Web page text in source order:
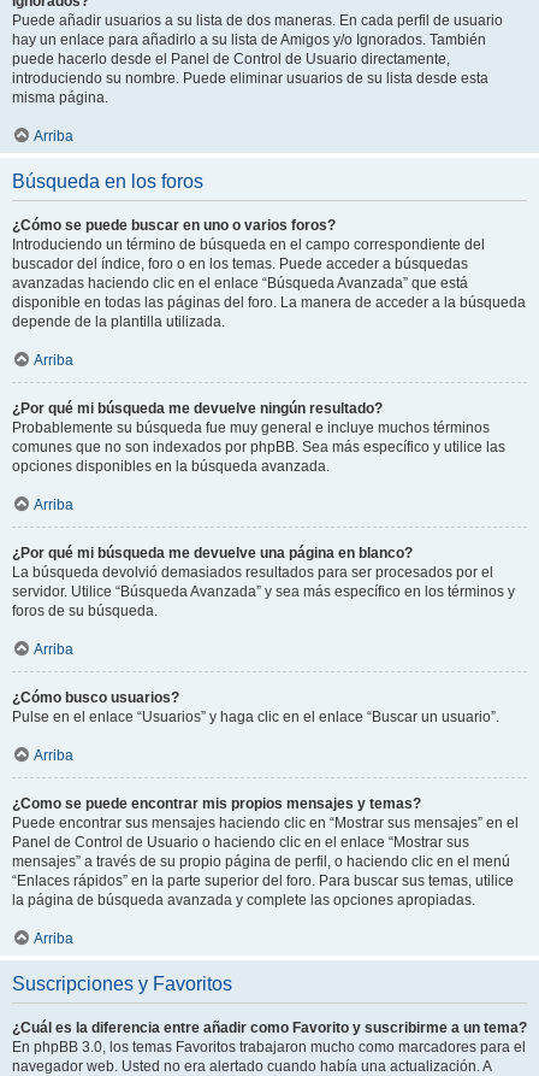
Puede añadir usuarios a su lista de dos maneras. En cada perfil de usuario
hay un enlace para añadirlo a su lista de Amigos y/o Ignorados. También
puede hacerlo desde el Panel de Control de Usuario directamente,
introduciendo su nombre. Puede eliminar usuarios de su lista desde esta
misma página.
Arriba
Búsqueda en los foros
¿Cómo se puede buscar en uno o varios foros?
Introduciendo un término de búsqueda en el campo correspondiente del
buscador del índice, foro o en los temas. Puede acceder a búsquedas
avanzadas haciendo clic en el enlace “Búsqueda Avanzada” que está
disponible en todas las páginas del foro. La manera de acceder a la búsqueda
depende de la plantilla utilizada.
Arriba
¿Por qué mi búsqueda me devuelve ningún resultado?
Probablemente su búsqueda fue muy general e incluye muchos términos
comunes que no son indexados por phpBB. Sea más específico y utilice las
opciones disponibles en la búsqueda avanzada.
Arriba
¿Por qué mi búsqueda me devuelve una página en blanco?
La búsqueda devolvió demasiados resultados para ser procesados por el
servidor. Utilice “Búsqueda Avanzada” y sea más específico en los términos y
foros de su búsqueda.
Arriba
¿Cómo busco usuarios?
Pulse en el enlace “Usuarios” y haga clic en el enlace “Buscar un usuario”.
Arriba
¿Como se puede encontrar mis propios mensajes y temas?
Puede encontrar sus mensajes haciendo clic en “Mostrar sus mensajes” en el
Panel de Control de Usuario o haciendo clic en el enlace “Mostrar sus
mensajes” a través de su propio página de perfil, o haciendo clic en el menú
“Enlaces rápidos” en la parte superior del foro. Para buscar sus temas, utilice
la página de búsqueda avanzada y complete las opciones apropiadas.
Arriba
Suscripciones y Favoritos
¿Cuál es la diferencia entre añadir como Favorito y suscribirme a un tema?
En phpBB 3.0, los temas Favoritos trabajaron mucho como marcadores para el
navegador web. Usted no era alertado cuando había una actualización. A